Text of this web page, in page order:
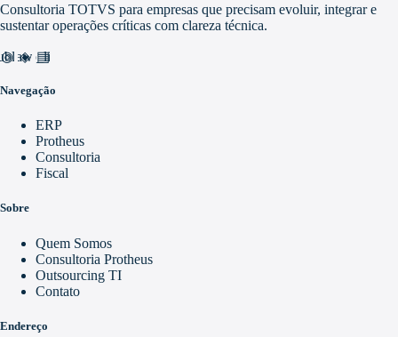
Consultoria TOTVS para empresas que precisam evoluir, integrar e
sustentar operações críticas com clareza técnica.
video_library
Navegação
ERP
Protheus
Consultoria
Fiscal
Sobre
Quem Somos
Consultoria Protheus
Outsourcing TI
Contato
Endereço